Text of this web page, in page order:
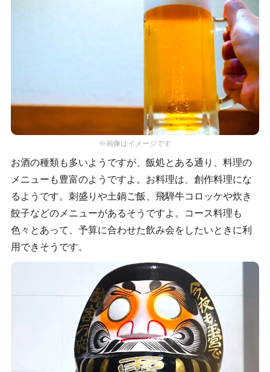
※画像はイメージです
お酒の種類も多いようですが、飯処とある通り、料理の
メニューも豊富のようですよ。お料理は、創作料理にな
るようです。刺盛りや土鍋ご飯、飛騨牛コロッケや炊き
餃子などのメニューがあるそうですよ。コース料理も
色々とあって、予算に合わせた飲み会をしたいときに利
用できそうです。